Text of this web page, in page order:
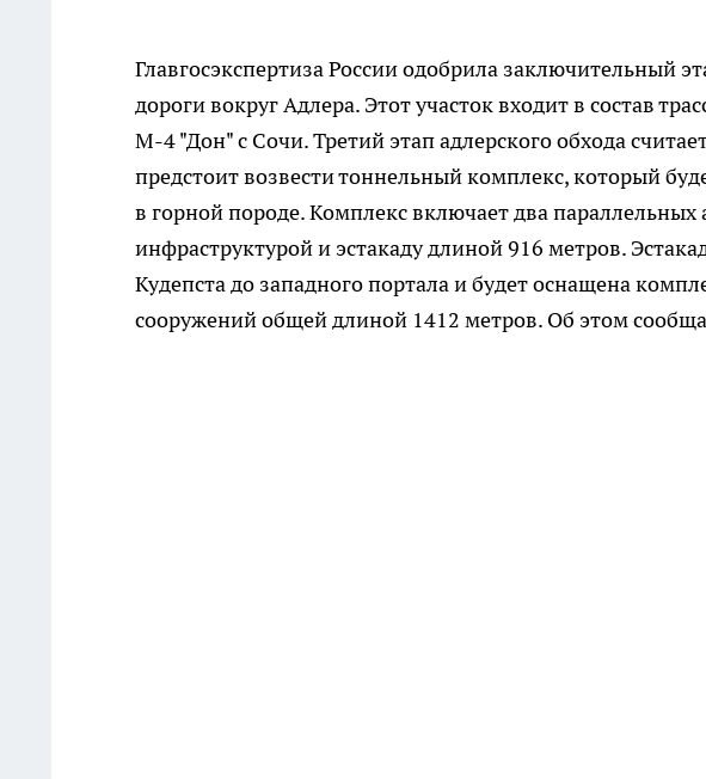
Главгосэкспертиза России одобрила заключительный
дороги вокруг Адлера. Этот участок входит в состав
М-4 "Дон" с Сочи. Третий этап адлерского обхода
предстоит возвести тоннельный комплекс, который
в горной породе. Комплекс включает два
инфраструктурой и эстакаду длиной 916 метров.
Кудепста до западного портала и будет оснащена
сооружений общей длиной 1412 метров. Об этом